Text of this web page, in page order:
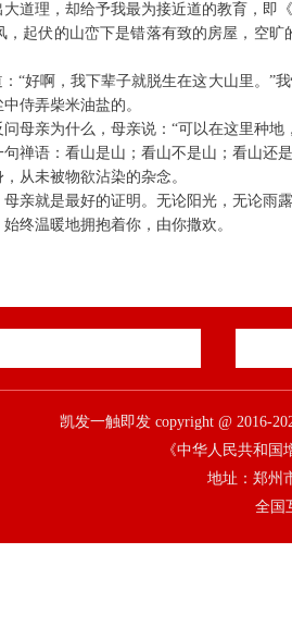
道理，却给予我最为接近道的教育，即
起伏的山峦下是错落有致的房屋，空
“好啊，我下辈子就脱生在这大山里。
侍弄柴米油盐的。
母亲为什么，母亲说：“可以在这里种
禅语：看山是山；看山不是山；看山
从未被物欲沾染的杂念。
亲就是最好的证明。无论阳光，无论
终温暖地拥抱着你，由你撒欢。
凯发一触即发 copyright @ 2016-
《中华人民共和国
地址：郑州
全国